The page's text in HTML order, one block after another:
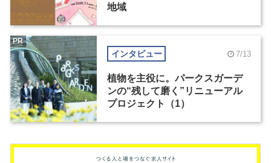
地域
インタビュー 7/13
植物を主役に。パークスガーデ
ンの“残して磨く”リニューアル
プロジェクト（1）
PR